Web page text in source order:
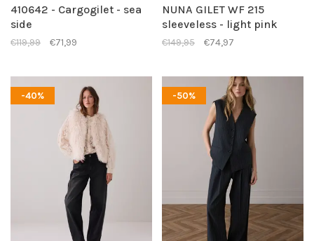
410642 - Cargogilet - sea
side
€119,99 €71,99
NUNA GILET WF 215
sleeveless - light pink
€149,95 €74,97
-40% -50%